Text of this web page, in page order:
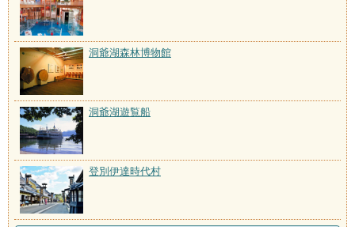
洞爺湖森林博物館
洞爺湖遊覧船
登別伊達時代村